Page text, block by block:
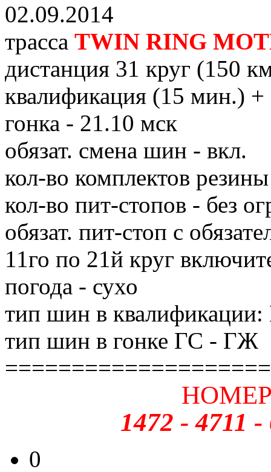
02.09.2014
трасса ТWIN RING
дистанция 31 круг (150
квалификация (15 мин.)
гонка - 21.10 мск
обязат. смена шин - вкл.
кол-во комплектов
кол-во пит-стопов - без
обязат. пит-стоп с
11го по 21й круг
погода - сухо
тип шин в
тип шин в гонке ГС - ГЖ
1472 - 4711
0